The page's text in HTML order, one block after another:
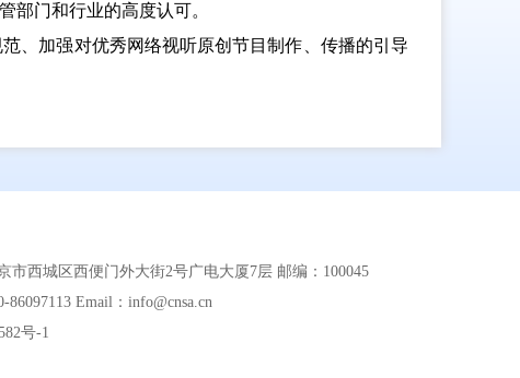
部门和行业的高度认可。
、加强对优秀网络视听原创节目制作、传播的引导
市西城区西便门外大街2号广电大厦7层 邮编：100045
86097113 Email：info@cnsa.cn
号-1